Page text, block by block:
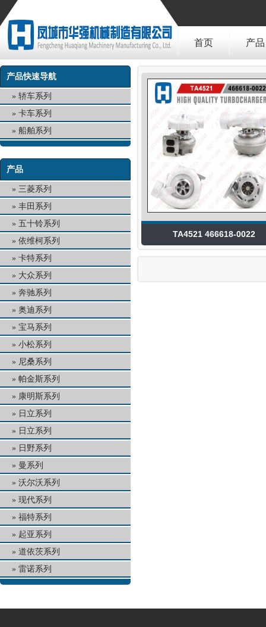
首页 产品
产品快速导航
轿车系列
卡车系列
船舶系列
产品
三菱系列
丰田系列
五十铃系列
依维柯系列
卡特系列
大众系列
奔驰系列
奥迪系列
宝马系列
小松系列
尼桑系列
帕金斯系列
康明斯系列
日立系列
日立系列
日野系列
曼系列
沃尔沃系列
现代系列
福特系列
起亚系列
道依茨系列
雷诺系列
TA4521 466618-0022